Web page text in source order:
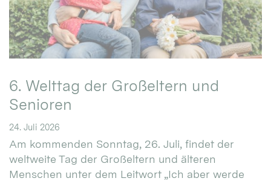
6. Welttag der Großeltern und
Senioren
24. Juli 2026
Am kommenden Sonntag, 26. Juli, findet der
weltweite Tag der Großeltern und älteren
Menschen unter dem Leitwort „Ich aber werde